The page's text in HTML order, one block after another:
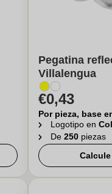
Pegatina
Villalengua
€0,43
Por pieza, base
Logotipo en
De 250 piezas